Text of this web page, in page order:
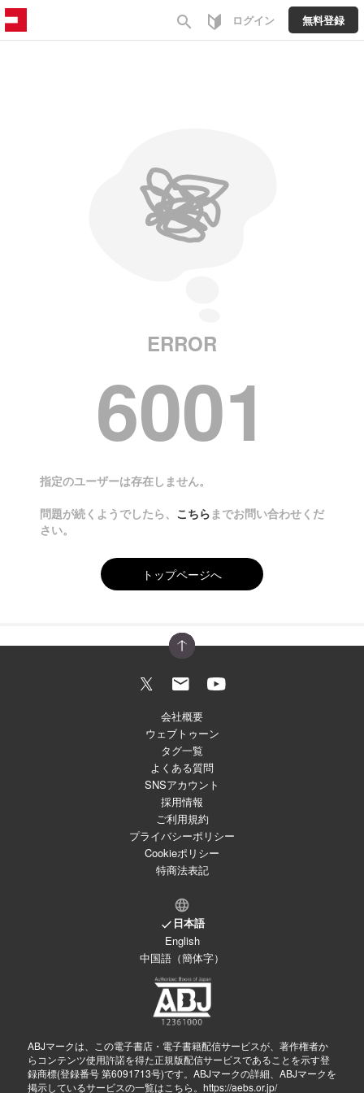
search ログイン 無料登録
ERROR
6001
指定のユーザーは存在しません。
問題が続くようでしたら、 こちらまでお問い合わせくだ
さい。
トップページへ
会社概要
ウェブトゥーン
タグ一覧
よくある質問
SNSアカウント
採用情報
ご利用規約
プライバシーポリシー
Cookieポリシー
特商法表記
日本語
English
中国語（簡体字）
ABJマークは、この電子書店・電子書籍配信サービスが、著作権者か
らコンテンツ使用許諾を得た正規版配信サービスであることを示す登
録商標(登録番号 第6091713号)です。ABJマークの詳細、ABJマークを
掲示しているサービスの一覧はこちら。 https://aebs.or.jp/